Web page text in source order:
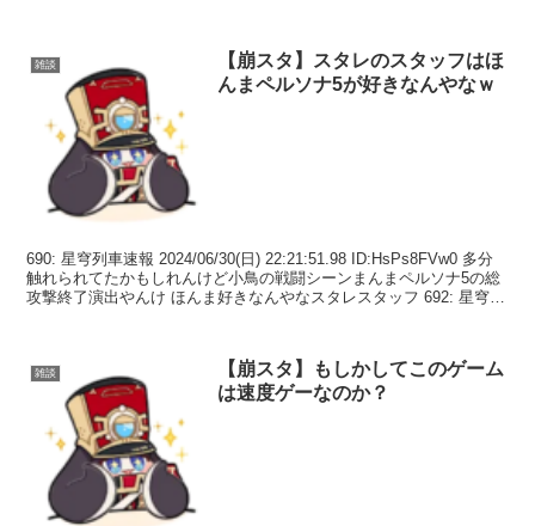
雑談
【崩スタ】スタレのスタッフはほ
んまペルソナ5が好きなんやなｗ
690: 星穹列車速報 2024/06/30(日) 22:21:51.98 ID:HsPs8FVw0 多分
触れられてたかもしれんけど小鳥の戦闘シーンまんまペルソナ5の総
攻撃終了演出やんけ ほんま好きなんやなスタレスタッフ 692: 星穹列
雑談
【崩スタ】もしかしてこのゲーム
は速度ゲーなのか？